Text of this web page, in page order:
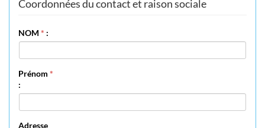
Coordonnées du contact et raison sociale
NOM * :
Prénom *
:
Adresse